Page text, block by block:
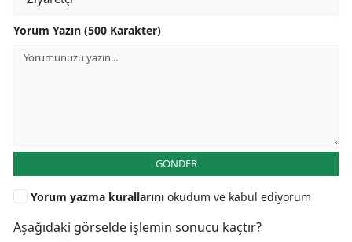
Yorum Yazın (500 Karakter)
GÖNDER
Yorum yazma kurallarını okudum ve kabul ediyorum
Aşağıdaki görselde işlemin sonucu kaçtır?